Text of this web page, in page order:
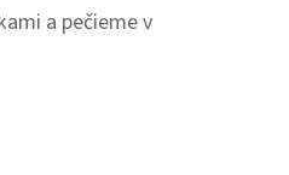
a pečieme v